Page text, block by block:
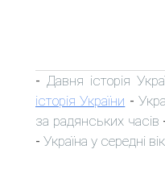
- Давня історія
історія України -
за радянських часів
- Україна у середні